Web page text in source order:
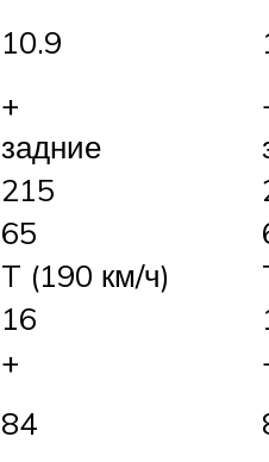
10.9
+
задние
215
65
T (190 км/ч)
16
+
84